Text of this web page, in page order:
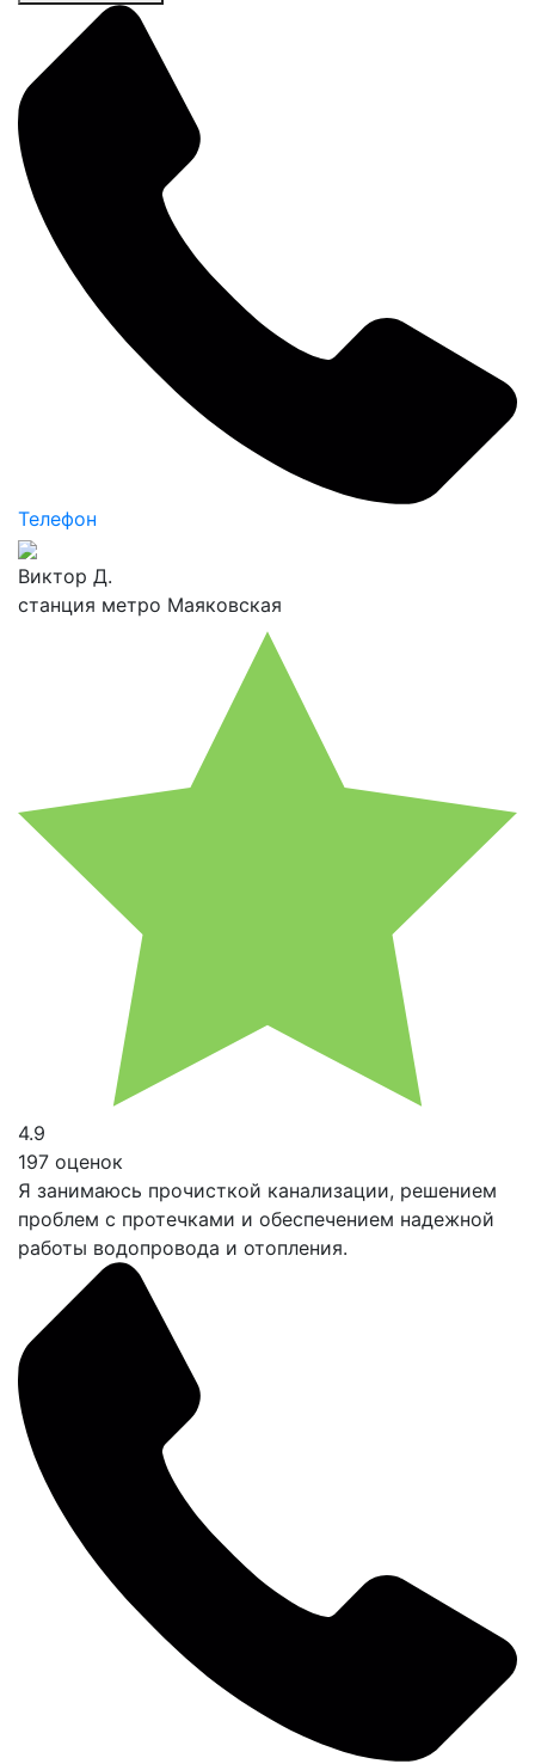
Телефон
Виктор Д.
станция метро Маяковская
4.9
197 оценок
Я занимаюсь прочисткой канализации, решением
проблем с протечками и обеспечением надежной
работы водопровода и отопления.